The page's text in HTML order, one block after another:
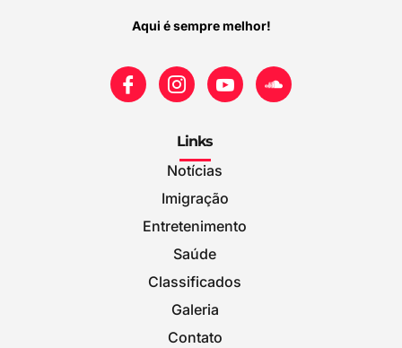
Aqui é sempre melhor!
Links
Notícias
Imigração
Entretenimento
Saúde
Classificados
Galeria
Contato